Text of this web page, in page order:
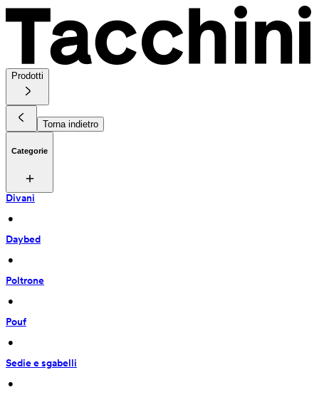
Prodotti
Torna indietro
Categorie
Divani
•
Daybed
•
Poltrone
•
Pouf
•
Sedie e sgabelli
•